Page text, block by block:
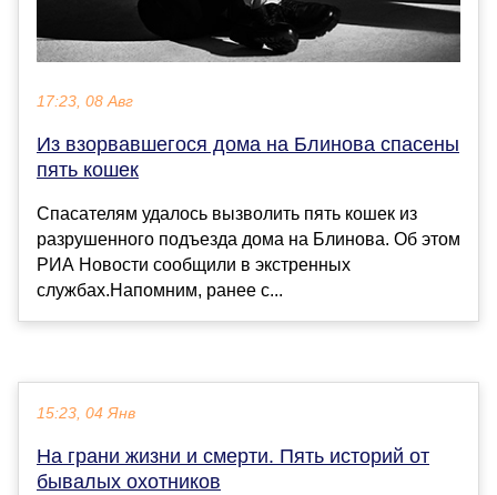
17:23, 08 Авг
Из взорвавшегося дома на Блинова спасены
пять кошек
Спасателям удалось вызволить пять кошек из
разрушенного подъезда дома на Блинова. Об этом
РИА Новости сообщили в экстренных
службах.Напомним, ранее с...
15:23, 04 Янв
На грани жизни и смерти. Пять историй от
бывалых охотников